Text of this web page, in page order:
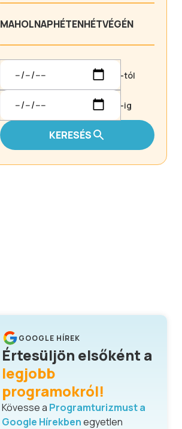
MAHOLNAPHÉTENHÉTVÉGÉN
-tól
-ig
KERESÉS
GOOGLE HÍREK
Értesüljön elsőként a
legjobb
programokról!
Kövesse a Programturizmust a
Google Hírekbenegyetlen